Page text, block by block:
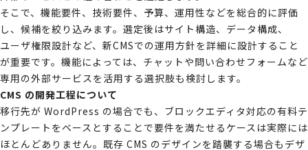
そこで、機能要件、技術要件、予算、運用性などを総合的に評価
し、候補を絞り込みます。選定後はサイト構造、データ構成、
ユーザ権限設計など、新CMSでの運用方針を詳細に設計すること
が重要です。機能によっては、チャットや問い合わせフォームなど
専用の外部サービスを活用する選択肢も検討します。
CMS の開発工程について
移行先が WordPress の場合でも、ブロックエディタ対応の有料テ
ンプレートをベースとすることで要件を満たせるケースは実際には
ほとんどありません。既存 CMS のデザインを踏襲する場合もデザ